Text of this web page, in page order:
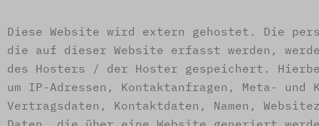
Diese Website wird extern gehostet. Die
die auf dieser Website erfasst werden,
des Hosters / der Hoster gespeichert.
um IP-Adressen, Kontaktanfragen, Meta- und
Vertragsdaten, Kontaktdaten, Namen,